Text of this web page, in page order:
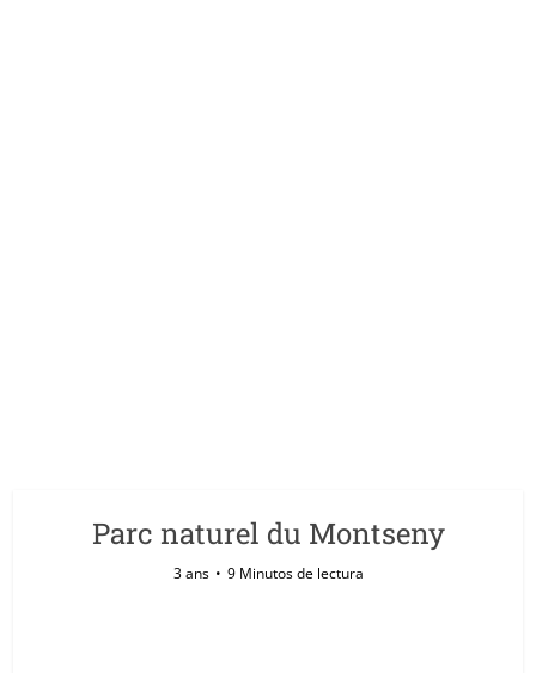
Parc naturel du Montseny
3 ans 9 Minutos de lectura